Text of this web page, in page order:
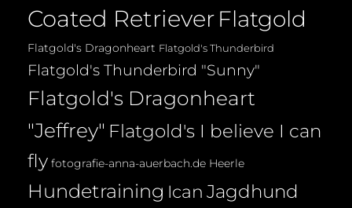
Coated Retriever Flatgold
Flatgold's Dragonheart Flatgold's Thunderbird
Flatgold's Thunderbird "Sunny"
Flatgold's Dragonheart
"Jeffrey" Flatgold's I believe I can
fly fotografie-anna-auerbach.de Heerle
Hundetraining Ican Jagdhund